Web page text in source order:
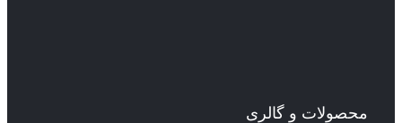
محصولات و گالری